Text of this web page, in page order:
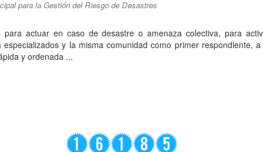
para la Gestión del Riesgo de Desastres
para actuar en caso de desastre o amenaza colectiva, para
y la misma comunidad como primer respondiente,
y ordenada ...